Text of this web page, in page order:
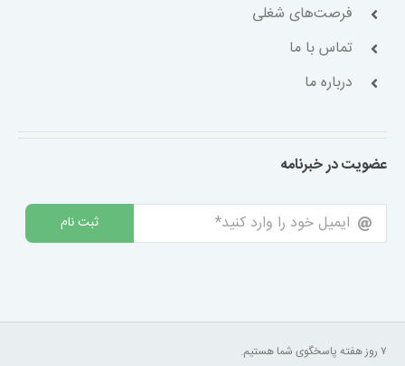
فرصت‌های شغلی
تماس با ما
درباره ما
عضویت در خبرنامه
ثبت نام
۷ روز هفته پاسخگوی شما هستیم.